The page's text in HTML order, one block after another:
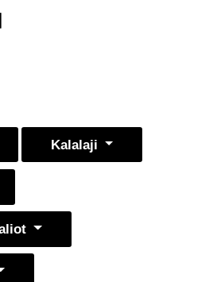
Kalalaji